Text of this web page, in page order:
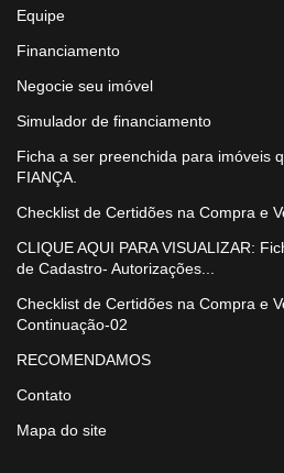
Equipe
Financiamento
Negocie seu imóvel
Simulador de financiamento
Ficha a ser preenchida para imóveis
FIANÇA.
Checklist de Certidões na Compra e
CLIQUE AQUI PARA VISUALIZAR:
de Cadastro- Autorizações...
Checklist de Certidões na Compra e
Continuação-02
RECOMENDAMOS
Contato
Mapa do site